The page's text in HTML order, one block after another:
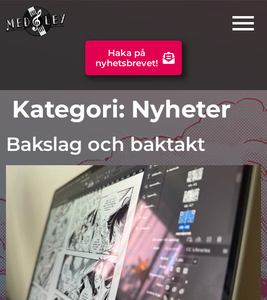
Haka på
nyhetsbrevet!
Kategori: Nyheter
Bakslag och baktakt